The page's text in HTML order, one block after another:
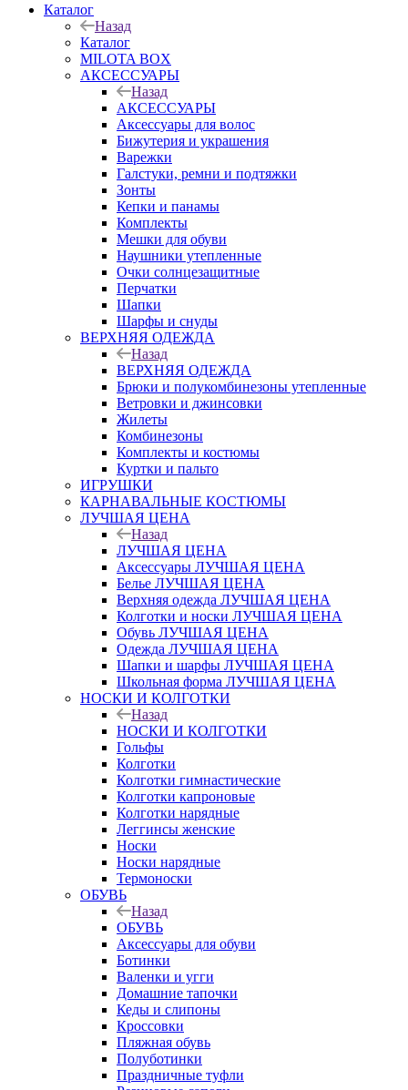
Каталог
Назад
Каталог
MILOTA BOX
АКСЕССУАРЫ
Назад
АКСЕССУАРЫ
Аксессуары для волос
Бижутерия и украшения
Варежки
Галстуки, ремни и подтяжки
Зонты
Кепки и панамы
Комплекты
Мешки для обуви
Наушники утепленные
Очки солнцезащитные
Перчатки
Шапки
Шарфы и снуды
ВЕРХНЯЯ ОДЕЖДА
Назад
ВЕРХНЯЯ ОДЕЖДА
Брюки и полукомбинезоны утепленные
Ветровки и джинсовки
Жилеты
Комбинезоны
Комплекты и костюмы
Куртки и пальто
ИГРУШКИ
КАРНАВАЛЬНЫЕ КОСТЮМЫ
ЛУЧШАЯ ЦЕНА
Назад
ЛУЧШАЯ ЦЕНА
Аксессуары ЛУЧШАЯ ЦЕНА
Белье ЛУЧШАЯ ЦЕНА
Верхняя одежда ЛУЧШАЯ ЦЕНА
Колготки и носки ЛУЧШАЯ ЦЕНА
Обувь ЛУЧШАЯ ЦЕНА
Одежда ЛУЧШАЯ ЦЕНА
Шапки и шарфы ЛУЧШАЯ ЦЕНА
Школьная форма ЛУЧШАЯ ЦЕНА
НОСКИ И КОЛГОТКИ
Назад
НОСКИ И КОЛГОТКИ
Гольфы
Колготки
Колготки гимнастические
Колготки капроновые
Колготки нарядные
Леггинсы женские
Носки
Носки нарядные
Термоноски
ОБУВЬ
Назад
ОБУВЬ
Аксессуары для обуви
Ботинки
Валенки и угги
Домашние тапочки
Кеды и слипоны
Кроссовки
Пляжная обувь
Полуботинки
Праздничные туфли